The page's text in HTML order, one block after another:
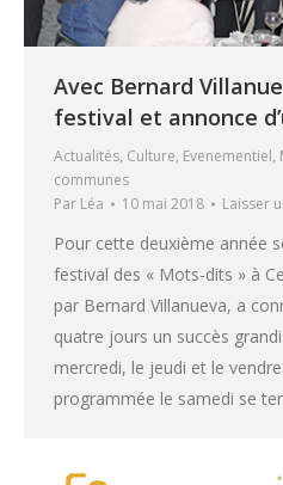
Avec Bernard
festival et annonce
Actualités, Culture, Evenementiel,
communes
Par Léa 10 mai 2018 Laisser
Pour cette deuxième année
festival des « Mots-dits » à
par Bernard Villanueva, a
quatre jours un succès
mercredi, le jeudi et le
programmée le samedi se